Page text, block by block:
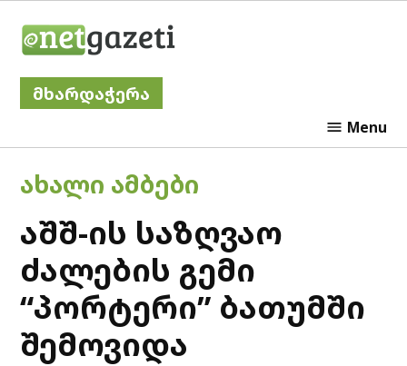
მხარდაჭერა
Menu
POSTED
IN
ᲐᲮᲐᲚᲘ ᲐᲛᲑᲔᲑᲘ
აშშ-ის საზღვაო
ძალების გემი
“პორტერი” ბათუმში
შემოვიდა